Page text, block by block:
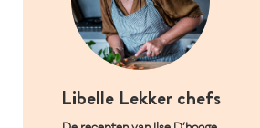
Libelle Lekker chefs